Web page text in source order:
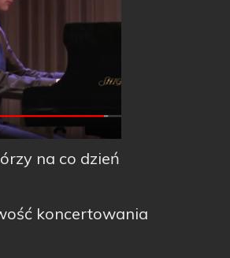
na co dzień
koncertowania